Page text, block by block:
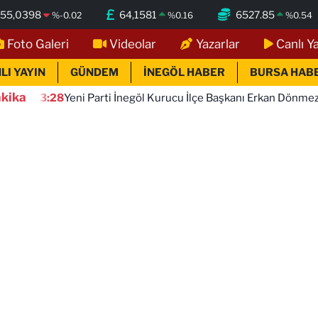
55,0398 %-0.02 64,1581 %0.16 6527.85 %0.54
Foto Galeri Videolar Yazarlar Canlı
YAYIN GÜNDEM İNEGÖL HABER BURSA
Parti İnegöl Kurucu İlçe Başkanı Erkan Dönmez Oldu